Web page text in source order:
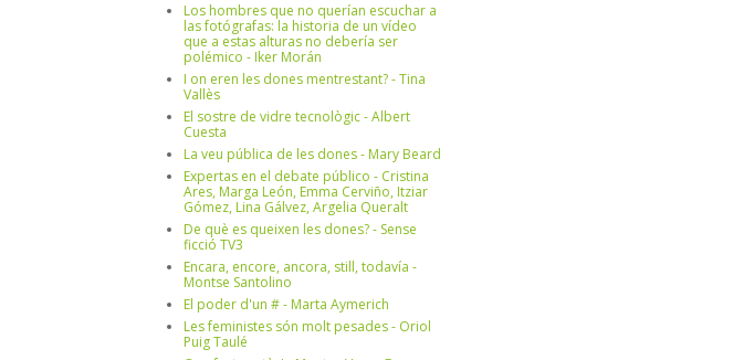
Los hombres que no querían escuchar a
las fotógrafas: la historia de un vídeo
que a estas alturas no debería ser
polémico - Iker Morán
I on eren les dones mentrestant? - Tina
Vallès
El sostre de vidre tecnològic - Albert
Cuesta
La veu pública de les dones - Mary Beard
Expertas en el debate público - Cristina
Ares, Marga León, Emma Cerviño, Itziar
Gómez, Lina Gálvez, Argelia Queralt
De què es queixen les dones? - Sense
ficció TV3
Encara, encore, ancora, still, todavía -
Montse Santolino
El poder d'un # - Marta Aymerich
Les feministes són molt pesades - Oriol
Puig Taulé